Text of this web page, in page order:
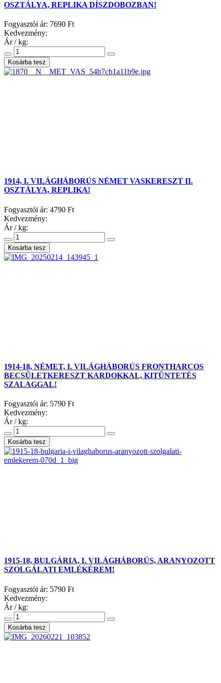
OSZTÁLYA, REPLIKA DÍSZDOBOZBAN!
Fogyasztói ár: 7690 Ft
Kedvezmény:
Ár / kg:
1914, I. VILÁGHÁBORÚS NÉMET VASKERESZT II.
OSZTÁLYA, REPLIKA!
Fogyasztói ár: 4790 Ft
Kedvezmény:
Ár / kg:
1914-18, NÉMET, I. VILÁGHÁBORÚS FRONTHARCOS
BECSÜLETKERESZT KARDOKKAL, KITÜNTETÉS
SZALAGGAL!
Fogyasztói ár: 5790 Ft
Kedvezmény:
Ár / kg:
1915-18, BULGÁRIA, I. VILÁGHÁBORÚS, ARANYOZOTT
SZOLGÁLATI EMLÉKÉREM!
Fogyasztói ár: 5790 Ft
Kedvezmény:
Ár / kg: